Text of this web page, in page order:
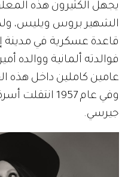
يجهل الكثيرون هذه
قاعدة عسكرية في مدينة
فوالدته ألمانية ووالده
عامين كاملين داخل هذه
وفي عام 1957
جيرسي.